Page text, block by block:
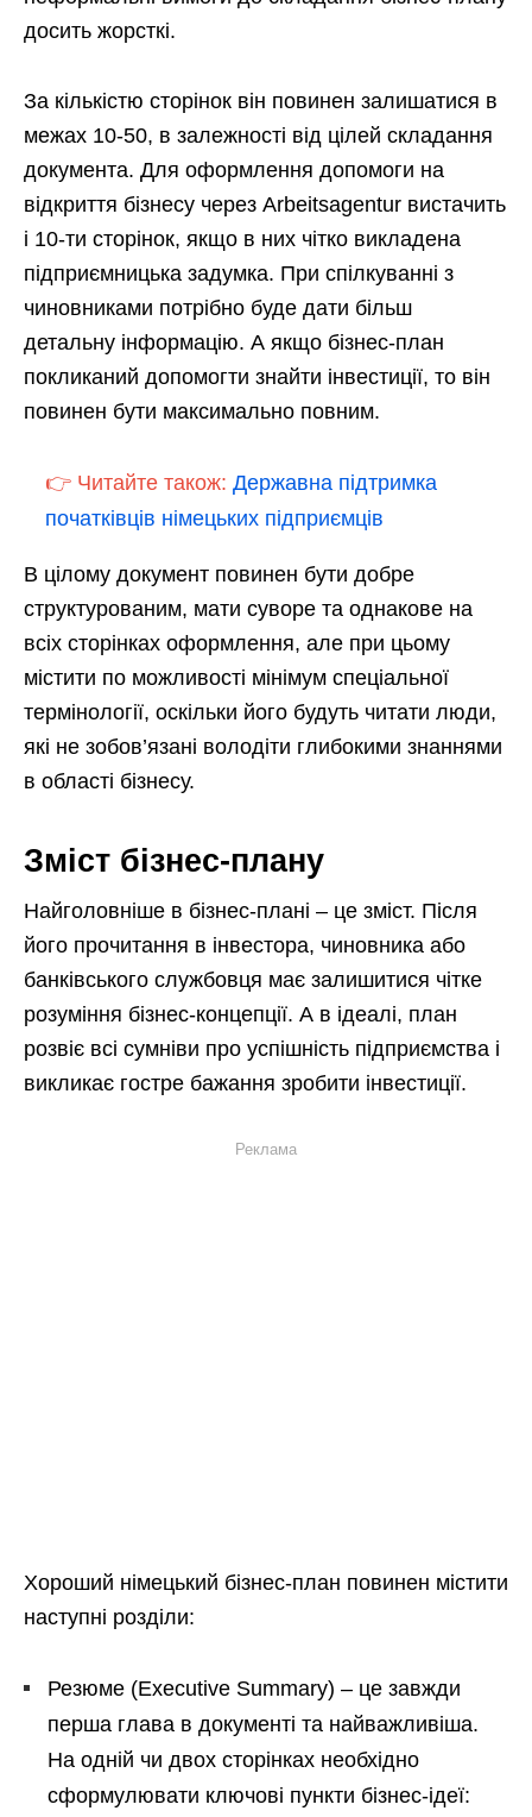
досить жорсткі.
За кількістю сторінок він повинен залишатися в
межах 10-50, в залежності від цілей складання
документа. Для оформлення допомоги на
відкриття бізнесу через Arbeitsagentur вистачить
і 10-ти сторінок, якщо в них чітко викладена
підприємницька задумка. При спілкуванні з
чиновниками потрібно буде дати більш
детальну інформацію. А якщо бізнес-план
покликаний допомогти знайти інвестиції, то він
повинен бути максимально повним.
👉 Читайте також: Державна підтримка
початківців німецьких підприємців
В цілому документ повинен бути добре
структурованим, мати суворе та однакове на
всіх сторінках оформлення, але при цьому
містити по можливості мінімум спеціальної
термінології, оскільки його будуть читати люди,
які не зобов’язані володіти глибокими знаннями
в області бізнесу.
Зміст бізнес-плану
Найголовніше в бізнес-плані – це зміст. Після
його прочитання в інвестора, чиновника або
банківського службовця має залишитися чітке
розуміння бізнес-концепції. А в ідеалі, план
розвіє всі сумніви про успішність підприємства і
викликає гостре бажання зробити інвестиції.
Реклама
Хороший німецький бізнес-план повинен містити
наступні розділи:
Резюме (Executive Summary) – це завжди
перша глава в документі та найважливіша.
На одній чи двох сторінках необхідно
сформулювати ключові пункти бізнес-ідеї: